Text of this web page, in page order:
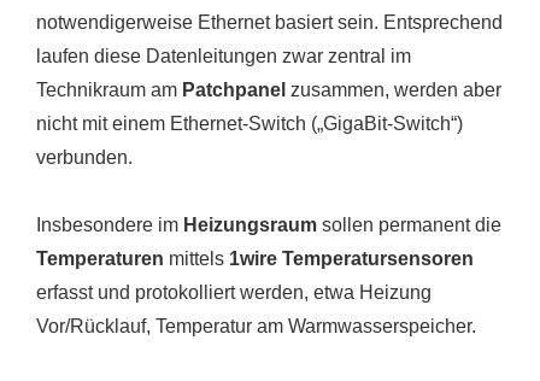
notwendigerweise Ethernet basiert sein. Entsprechend
laufen diese Datenleitungen zwar zentral im
Technikraum am Patchpanel zusammen, werden aber
nicht mit einem Ethernet-Switch („GigaBit-Switch“)
verbunden.
Insbesondere im Heizungsraum sollen permanent die
Temperaturen mittels 1wire Temperatursensoren
erfasst und protokolliert werden, etwa Heizung
Vor/Rücklauf, Temperatur am Warmwasserspeicher.